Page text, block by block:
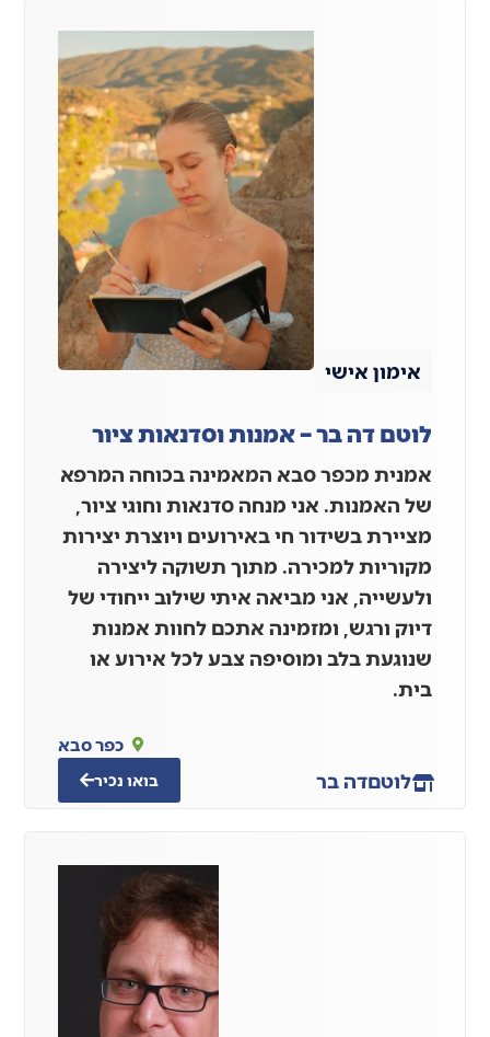
אימון אישי
לוטם דה בר – אמנות וסדנאות ציור
אמנית מכפר סבא המאמינה בכוחה המרפא
של האמנות. אני מנחה סדנאות וחוגי ציור,
מציירת בשידור חי באירועים ויוצרת יצירות
מקוריות למכירה. מתוך תשוקה ליצירה
ולעשייה, אני מביאה איתי שילוב ייחודי של
דיוק ורגש, ומזמינה אתכם לחוות אמנות
שנוגעת בלב ומוסיפה צבע לכל אירוע או
בית.
לוטםדה בר
כפר סבא
בואו נכיר